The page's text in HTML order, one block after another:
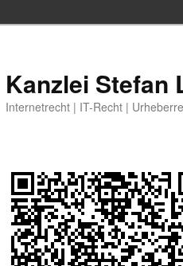
Kanzlei Stefan
Internetrecht | IT-Recht |